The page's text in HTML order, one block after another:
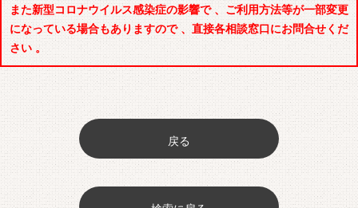
また新型コロナウイルス感染症の影響で 、ご利用方法等が一部変更
になっている場合もありますので 、直接各相談窓口にお問合せくだ
さい 。
戻る